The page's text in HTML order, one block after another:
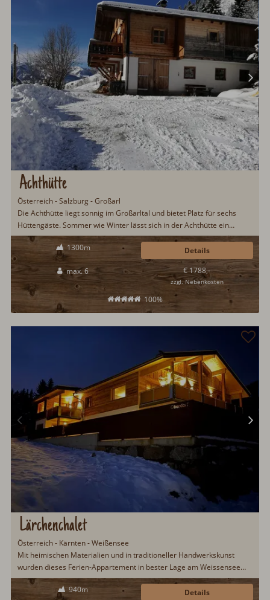
Achthütte
Österreich - Salzburg - Großarl
Die Achthütte liegt sonnig im Großarltal und bietet Platz für sechs
Hüttengäste. Sommer wie Winter lässt sich in der Achthütte ein
traumhafter Hüttenurlaub in unberührter Natur verbringen. Für
Kinder gibt es einen kleinen Spielplatz. Das Grundstück der Achthütte
ist eingezäunt somit bestens für einen Hüttenurlaub mit Hund
geeignet.
1300m
max. 6
100%
€ 1788,-
zzgl. Nebenkosten
Details
Lärchenchalet
Österreich - Kärnten - Weißensee
Mit heimischen Materialien und in traditioneller Handwerkskunst
wurden dieses Ferien-Appartement in bester Lage am Weissensee
neu errichtet. Ankommen. Wohlfühlen. Lebensgefühle entdecken an
einem...
940m Details